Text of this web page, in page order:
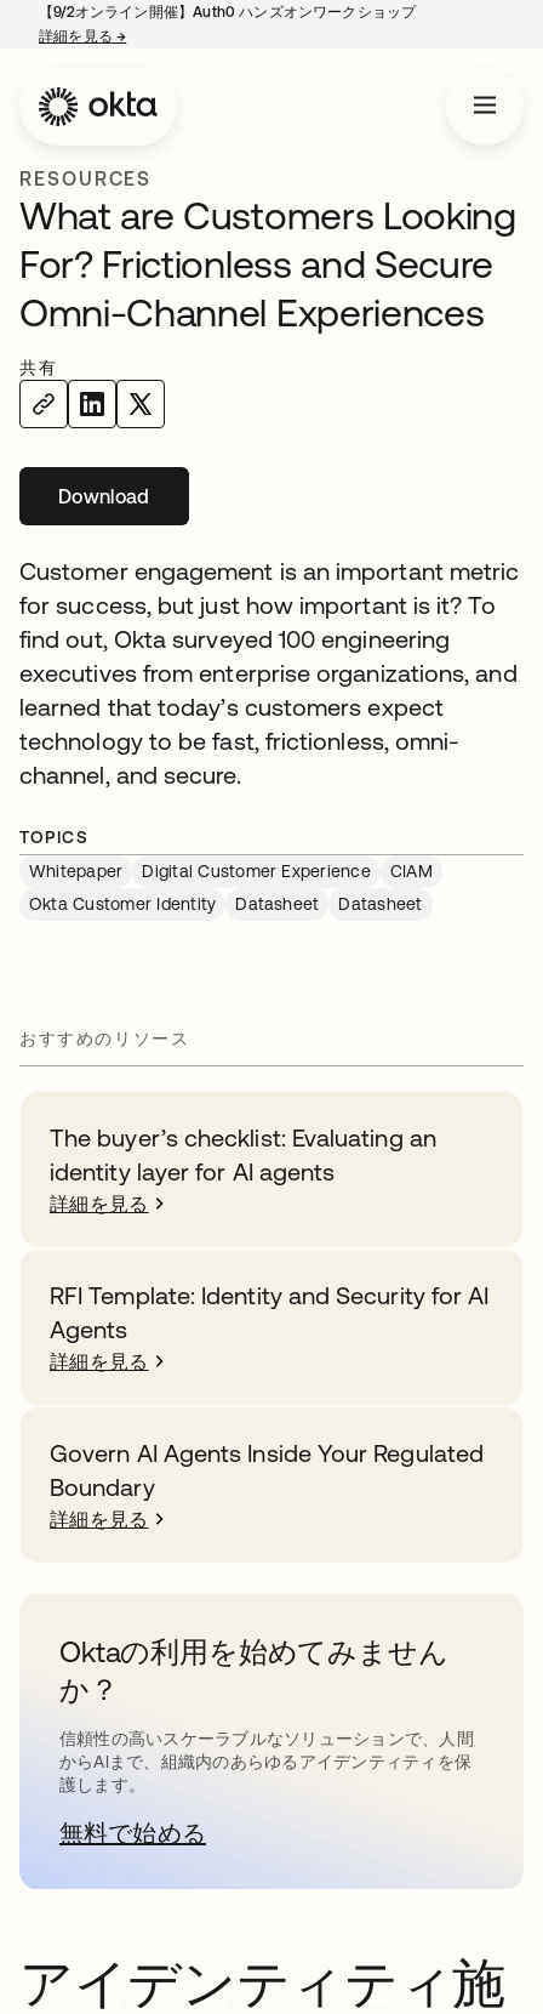
【9/2オンライン開催】Auth0 ハンズオンワークショップ
詳細を見る→
RESOURCES
What are Customers Looking
For? Frictionless and Secure
Omni-Channel Experiences
共有
Download新しいタブで開く
Customer engagement is an important metric
for success, but just how important is it? To
find out, Okta surveyed 100 engineering
executives from enterprise organizations, and
learned that today’s customers expect
technology to be fast, frictionless, omni-
channel, and secure.
TOPICS
Whitepaper
Digital Customer Experience
CIAM
Okta Customer Identity
Datasheet Datasheet
おすすめのリソース
The buyer’s checklist: Evaluating an
identity layer for AI agents
詳細を見る
RFI Template: Identity and Security for AI
Agents
詳細を見る
Govern AI Agents Inside Your Regulated
Boundary
詳細を見る
Oktaの利用を始めてみません
か？
信頼性の高いスケーラブルなソリューションで、人間
からAIまで、組織内のあらゆるアイデンティティを保
護します。
無料で始める新しいタブで開く
アイデンティティ施